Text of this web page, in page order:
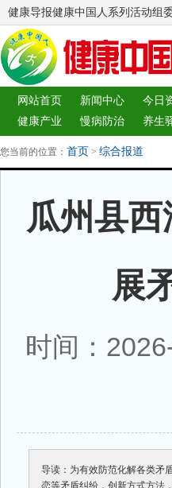
健康导报健康中国人系列活动组
网站首页 新闻中心 今日
健康产业
慢病防治 养生
您当前的位置： 首页 > 综合报道
瓜州县
展
时间：
导读：为有效防范化解各类矛
恋等矛盾纠纷，创新方式方法